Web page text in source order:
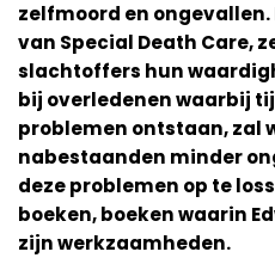
zelfmoord en
van Special Death Care,
slachtoffers hun
bij overledenen waarbij
problemen ontstaan, zal
nabestaanden minder
deze problemen op te
boeken, boeken waarin
zijn werkzaamheden.